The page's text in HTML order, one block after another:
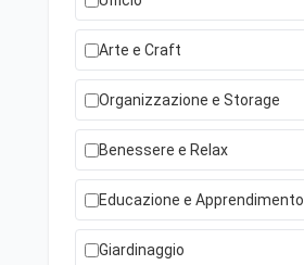
Arte e Craft
Organizzazione e Storage
Benessere e Relax
Educazione e Apprendimento
Giardinaggio